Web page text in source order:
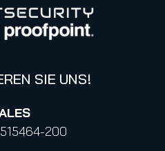
SIE UNS!
200